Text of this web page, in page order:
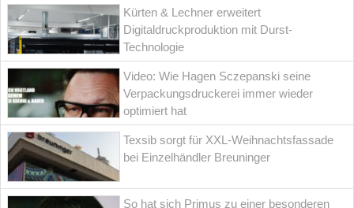
Kürten & Lechner erweitert
Digitaldruckproduktion mit Durst-
Technologie
Video: Wie Hagen Sczepanski seine
Verpackungsdruckerei immer wieder
optimiert hat
Texsib sorgt für XXL-Weihnachtsfassade
bei Einzelhändler Breuninger
So hat sich Primus zu einer besonderen